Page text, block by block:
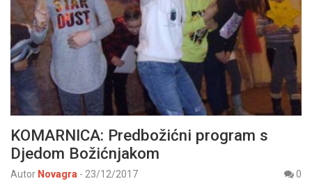
KOMARNICA: Predbožićni program s
Djedom Božićnjakom
Autor Novagra - 23/12/2017
0